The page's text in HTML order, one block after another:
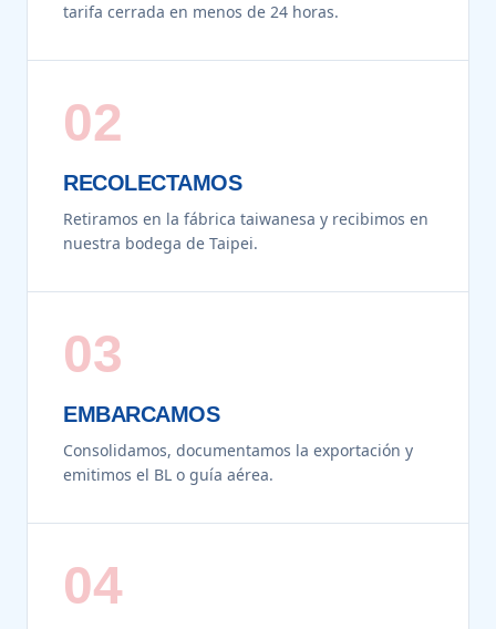
tarifa cerrada en menos de 24 horas.
02
RECOLECTAMOS
Retiramos en la fábrica taiwanesa y recibimos en
nuestra bodega de Taipei.
03
EMBARCAMOS
Consolidamos, documentamos la exportación y
emitimos el BL o guía aérea.
04